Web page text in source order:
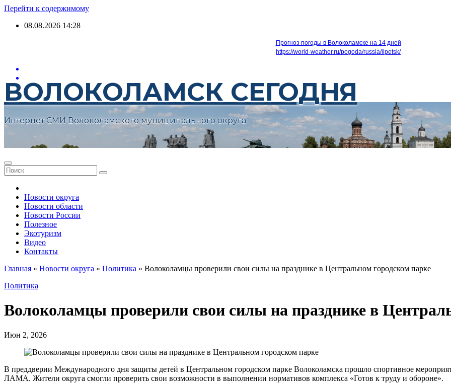
Перейти к содержимому
08.08.2026 14:28
Прогноз погоды в Волоколамске на 14 дней
https://world-weather.ru/pogoda/russia/lipetsk/
ВОЛОКОЛАМСК СЕГОДНЯ
Интернет СМИ Волоколамского муниципального округа
Новости округа
Новости области
Новости России
Полезное
Экотуризм
Видео
Контакты
Главная » Новости округа » Политика » Волоколамцы проверили свои силы на празднике в Центральном городском парке
Политика
Волоколамцы проверили свои силы на празднике в
Июн 2, 2026
В преддверии Международного дня защиты детей в Центральном городском парке Волоколамска прошло спортивное
ЛАМА. Жители округа смогли проверить свои возможности в выполнении нормативов комплекса «Готов к труду и обороне».